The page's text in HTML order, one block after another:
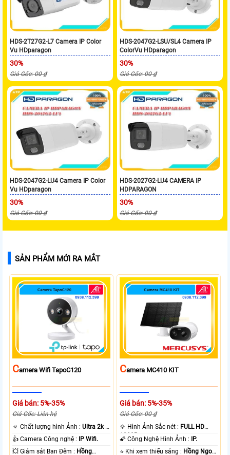
HDS-2T27G2-L7 Camera IP Color
Vu HDparagon
30%
Giá Gốc: 00 ₫
HDS-2047G2-LSU/SL4 Camera IP
ColorVu HDparagon
30%
Giá Gốc: 00 ₫
HDS-2047G2-LU4 Camera IP Color
Vu HDparagon
30%
Giá Gốc: 00 ₫
HDS-2027G2-LU4 CAMERA IP
HDPARAGON
30%
Giá Gốc: 00 ₫
SẢN PHẨM MỚI RA MẮT
CAmera Wifi TapoC120
Giá bán: 5%-35%
Giá Gốc: Liên hệ
🔅 Chất lượng hình Ảnh :Ultra 2k +
.
👍 Camera Công nghệ :
IP Wifi.
💥 Giám sát Ban Đêm : Hồng
CAmera MC410 KIT
Giá bán: 5%-35%
Giá Gốc: 00 ₫
🔆 Hình Ảnh Sắc nét : FULL HD
1080P .
🌠 Công Nghệ Hình Ảnh :
IP.
⭐ Khi xem thiếu sáng : Hồng Ngoại